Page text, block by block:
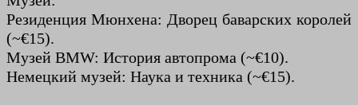
Резиденция Мюнхена: Дворец баварских королей
(~€15).
Музей BMW: История автопрома (~€10).
Немецкий музей: Наука и техника (~€15).